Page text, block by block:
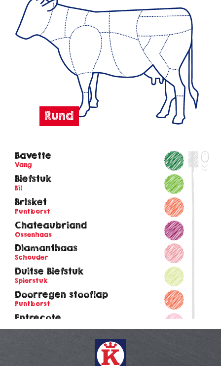
Bavette
Vang
Biefstuk
Bil
Brisket
Puntborst
Chateaubriand
Ossenhaas
Diamanthaas
Schouder
Duitse Biefstuk
Spierstuk
Doorregen stooflap
Puntborst
Entrecote
Ribeye